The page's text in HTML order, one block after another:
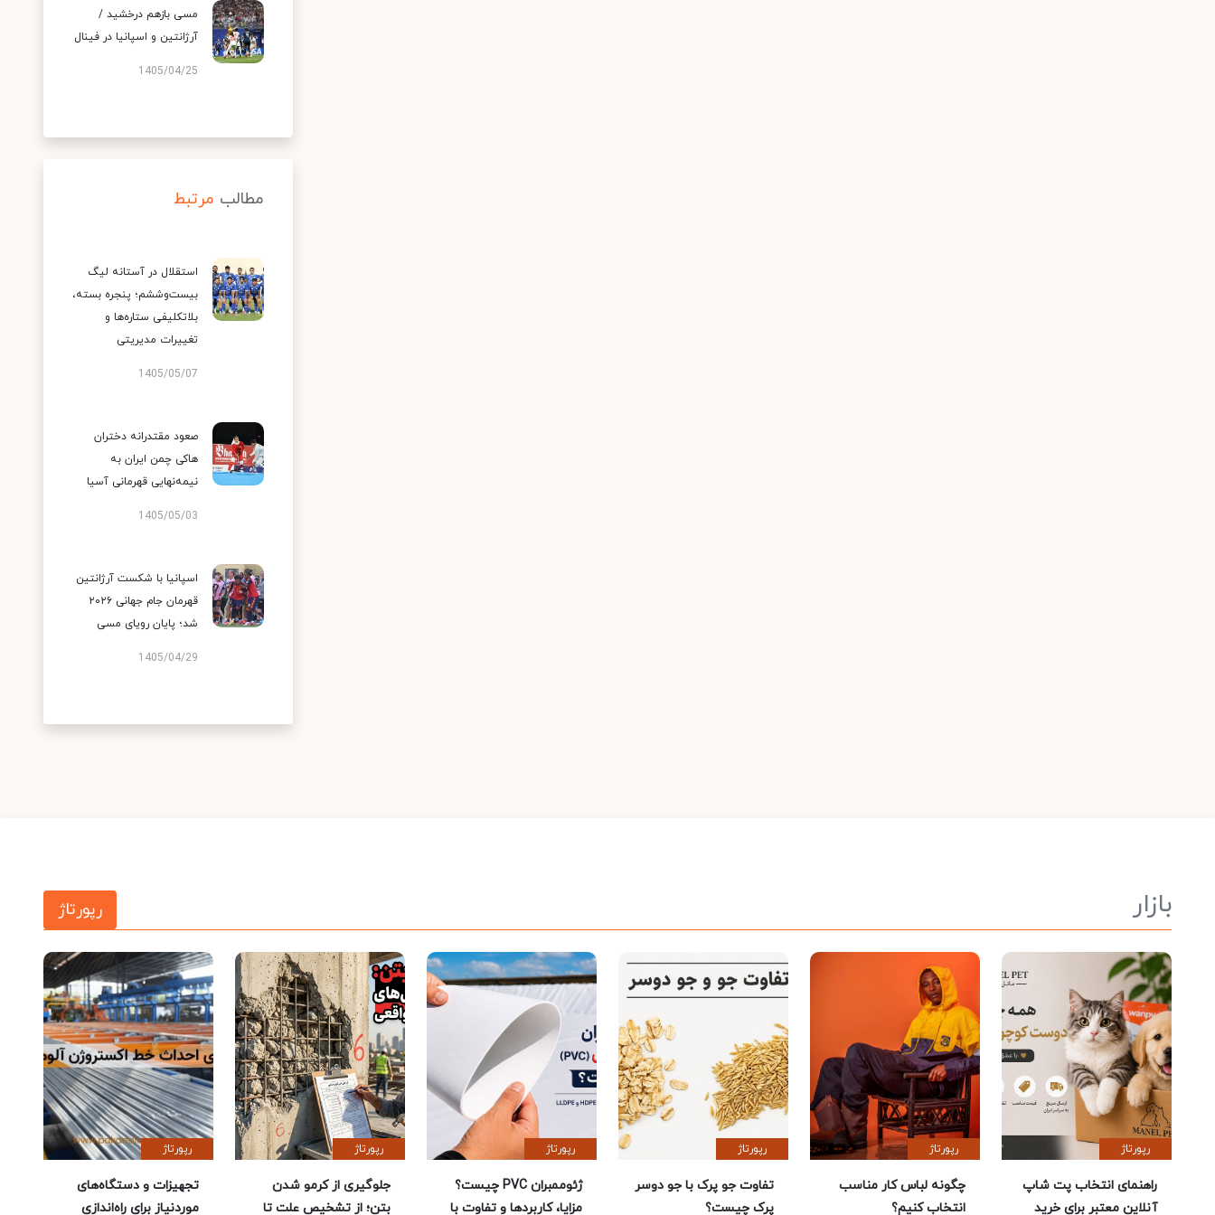
مسی بازهم درخشید /
آرژانتین و اسپانیا در فینال
1405/04/25
مطالب مرتبط
استقلال در آستانه لیگ
بیست‌وششم؛ پنجره بسته،
بلاتکلیفی ستاره‌ها و
تغییرات مدیریتی
1405/05/07
صعود مقتدرانه دختران
هاکی چمن ایران به
نیمه‌نهایی قهرمانی آسیا
1405/05/03
اسپانیا با شکست آرژانتین
قهرمان جام جهانی ۲۰۲۶
شد؛ پایان رویای مسی
1405/04/29
بازار رپورتاژ
رپورتاژ
راهنمای انتخاب پت شاپ
آنلاین معتبر برای خرید
رپورتاژ
چگونه لباس کار مناسب
انتخاب کنیم؟
رپورتاژ
تفاوت جو پرک با جو دوسر
پرک چیست؟
رپورتاژ
ژئوممبران PVC چیست؟
مزایا، کاربردها و تفاوت با
رپورتاژ
جلوگیری از کرمو شدن
بتن؛ از تشخیص علت تا
رپورتاژ
تجهیزات و دستگاه‌های
موردنیاز برای راه‌اندازی